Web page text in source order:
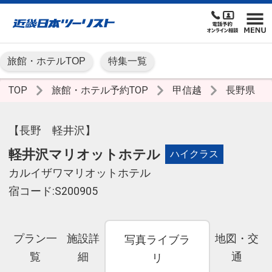
旅館・ホテルTOP 特集一覧
TOP 旅館・ホテル予約TOP 甲信越 長野県
【長野 軽井沢】
軽井沢マリオットホテル ハイクラス
カルイザワマリオットホテル
宿コード:S200905
プラン一
覧
施設詳
細
写真ライブラ
リ
地図・交
通